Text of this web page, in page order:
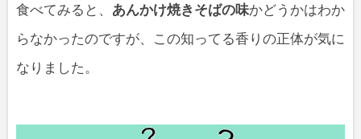
食べてみると、 あんかけ焼きそばの味かどうかはわか
らなかったのですが、この知ってる香りの正体が気に
なりました。